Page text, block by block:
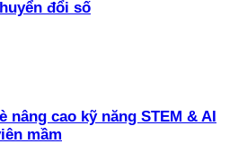
đổi số
nâng cao kỹ năng STEM & AI
mầm